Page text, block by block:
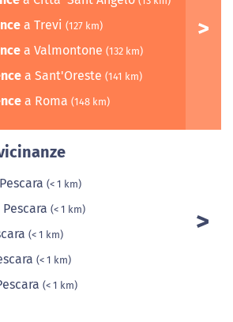
a Trevi (127 km)
a Valmontone (132 km)
a Sant'Oreste (141 km)
a Roma (148 km)
(< 1 km)
(< 1 km)
(< 1 km)
(< 1 km)
(< 1 km)